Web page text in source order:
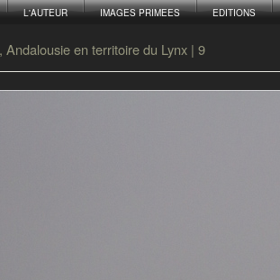
L'AUTEUR IMAGES PRIMEES EDITIONS
Andalousie en territoire du Lynx | 9